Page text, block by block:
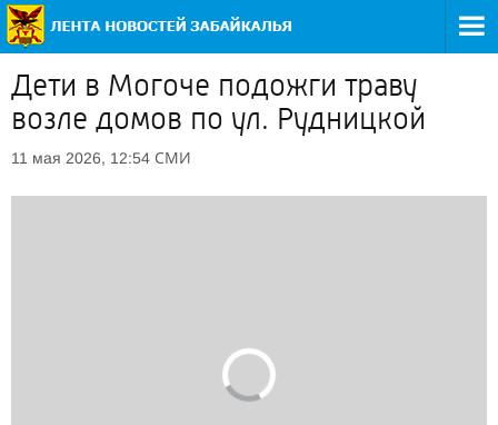
Дети в Могоче подожги траву
возле домов по ул. Рудницкой
11 мая 2026, 12:54 СМИ